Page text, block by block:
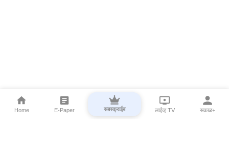
Home E-Paper सबस्क्राईब लाईव्ह TV सकाळ+